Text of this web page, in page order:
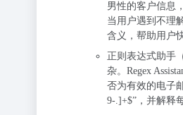
男性的客户信息
当用户遇到不理
含义，帮助用户
正则表达式助手（
杂。Regex
否为有效的电子
9-.]+$”，并解释